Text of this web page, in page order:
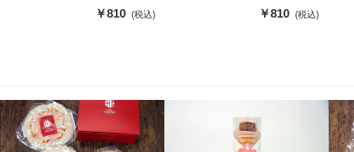
販
￥810 (税込)
販
￥810 (税込)